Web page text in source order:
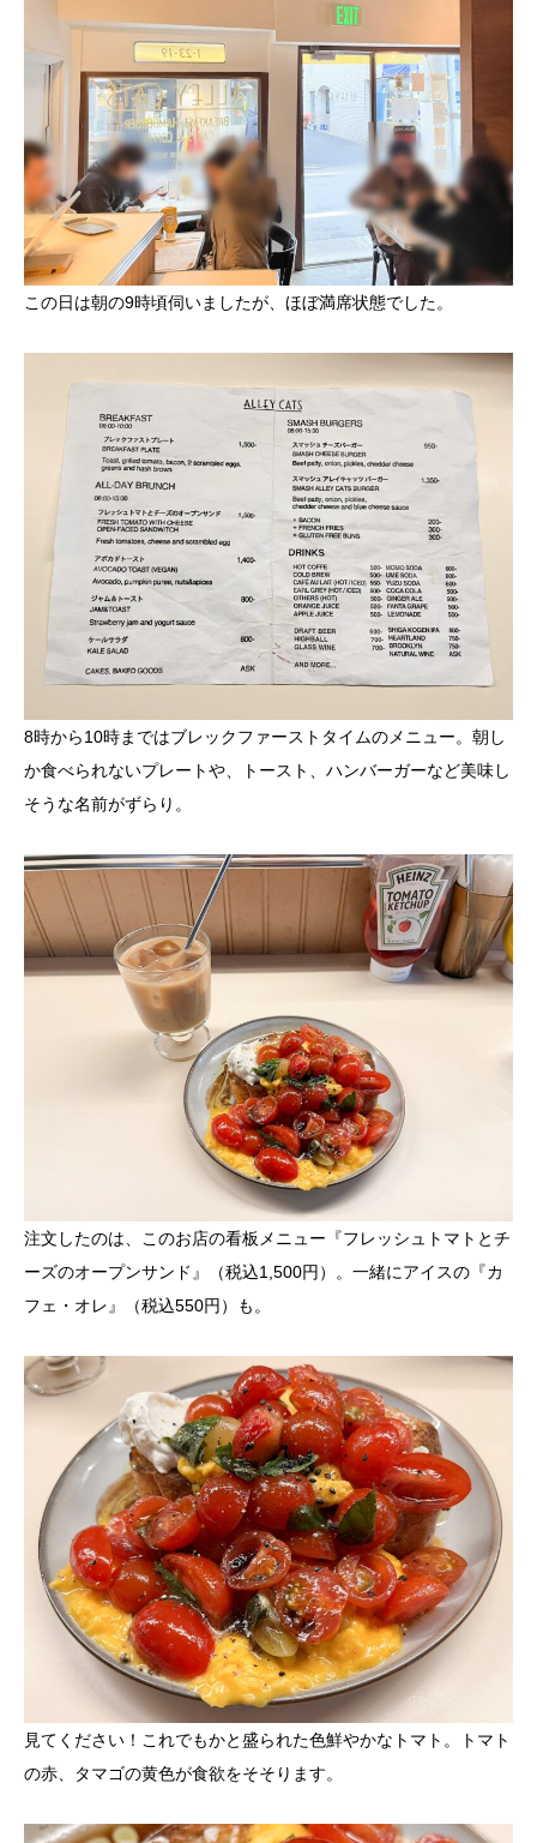
この日は朝の9時頃伺いましたが、ほぼ満席状態でした。
8時から10時まではブレックファーストタイムのメニュー。朝し
か食べられないプレートや、トースト、ハンバーガーなど美味し
そうな名前がずらり。
注文したのは、このお店の看板メニュー『フレッシュトマトとチ
ーズのオープンサンド』（税込1,500円）。一緒にアイスの『カ
フェ・オレ』（税込550円）も。
見てください！これでもかと盛られた色鮮やかなトマト。トマト
の赤、タマゴの黄色が食欲をそそります。